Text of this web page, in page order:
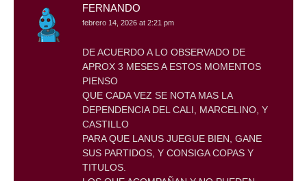
FERNANDO
febrero 14, 2026 at 2:21 pm
DE ACUERDO A LO OBSERVADO DE
APROX 3 MESES A ESTOS MOMENTOS
PIENSO
QUE CADA VEZ SE NOTA MAS LA
DEPENDENCIA DEL CALI, MARCELINO, Y
CASTILLO
PARA QUE LANUS JUEGUE BIEN, GANE
SUS PARTIDOS, Y CONSIGA COPAS Y
TITULOS.